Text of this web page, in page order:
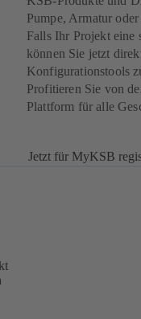
Pumpe, Armatur
Falls Ihr Projekt eine
können Sie jetzt
Konfigurationstools
Profitieren Sie von
Plattform für alle
Jetzt für MyKSB